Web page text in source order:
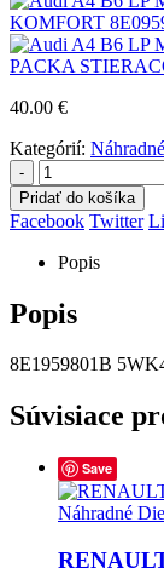
KOMFORT
PACKA
40.00 €
Kategórií:
-
Pridať do košíka
Facebook Twitter
Popis
Popis
8E1959801B
Súvisiace
Save
Náhradné